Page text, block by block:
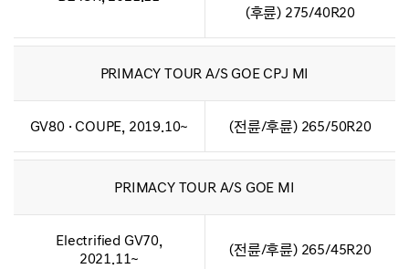
(후륜) 275/40R20
PRIMACY TOUR A/S GOE CPJ MI
GV80 · COUPE, 2019.10~ (전륜/후륜) 265/50R20
PRIMACY TOUR A/S GOE MI
Electrified GV70,
2021.11~
(전륜/후륜) 265/45R20